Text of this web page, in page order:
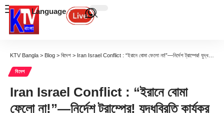
Language
KTV Bangla > Blog > বিদেশ > Iran Israel Conflict : “ইরানে বোমা ফেলো না!”—নির্দেশ ট্রাম্পের! যুদ্ধবিরতি কার্যকর রাখতে ইজরায়েলকে হুঁশিয়ারি মার্কিন প্রেসিডেন্টের
বিদেশ
Iran Israel Conflict : “ইরানে বোমা
ফেলো না!”—নির্দেশ ট্রাম্পের! যুদ্ধবিরতি কার্যকর